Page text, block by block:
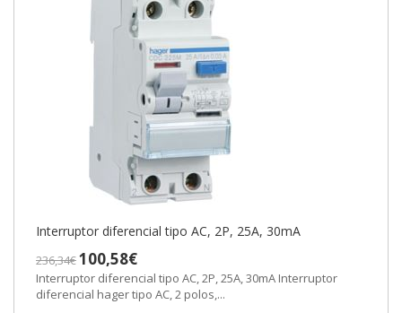
Interruptor diferencial tipo AC, 2P, 25A, 30mA
236,34€100,58€
Interruptor diferencial tipo AC, 2P, 25A, 30mA Interruptor
diferencial hager tipo AC, 2 polos,...